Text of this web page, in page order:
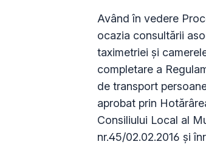
Având în vedere
ocazia consultării
taximetriei şi
completare a
de transport
aprobat prin
Consiliului Local al
nr.45/02.02.2016 şi